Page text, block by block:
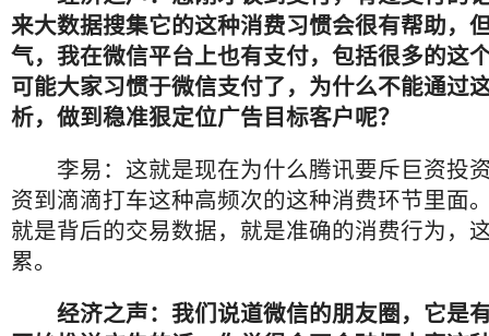
来大数据搜集它的这种消费习惯会很有帮助，
气，我在微信平台上也有支付，包括很多的这
可能大家习惯于微信支付了，为什么不能通过
析，做到稳准狠定位广告目标客户呢？
李易：这就是现在为什么腾讯要斥巨资投
资到滴滴打车这种高频次的这种消费环节里面
就是背后的交易数据，就是准确的消费行为，
累。
经济之声：我们说道微信的朋友圈，它是